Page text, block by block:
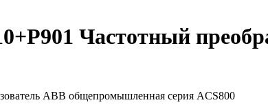
Частотный